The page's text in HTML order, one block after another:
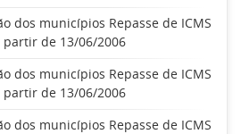
dos municípios Repasse de ICMS
partir de 13/06/2006
dos municípios Repasse de ICMS
partir de 13/06/2006
dos municípios Repasse de ICMS